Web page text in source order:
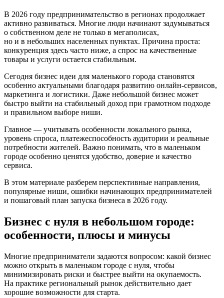
В 2026 году предпринимательство в регионах продолжает
активно развиваться. Многие люди начинают задумываться
о собственном деле не только в мегаполисах,
но и в небольших населенных пунктах. Причина проста:
конкуренция здесь часто ниже, а спрос на качественные
товары и услуги остается стабильным.
Сегодня бизнес идеи для маленького города становятся
особенно актуальными благодаря развитию онлайн-сервисов,
маркетинга и логистики. Даже небольшой бизнес может
быстро выйти на стабильный доход при грамотном подходе
и правильном выборе ниши.
Главное — учитывать особенности локального рынка,
уровень спроса, платежеспособность аудитории и реальные
потребности жителей. Важно понимать, что в маленьком
городе особенно ценятся удобство, доверие и качество
сервиса.
В этом материале разберем перспективные направления,
популярные ниши, ошибки начинающих предпринимателей
и пошаговый план запуска бизнеса в 2026 году.
Бизнес с нуля в небольшом городе:
особенности, плюсы и минусы
Многие предприниматели задаются вопросом: какой бизнес
можно открыть в маленьком городе с нуля, чтобы
минимизировать риски и быстрее выйти на окупаемость.
На практике региональный рынок действительно дает
хорошие возможности для старта.